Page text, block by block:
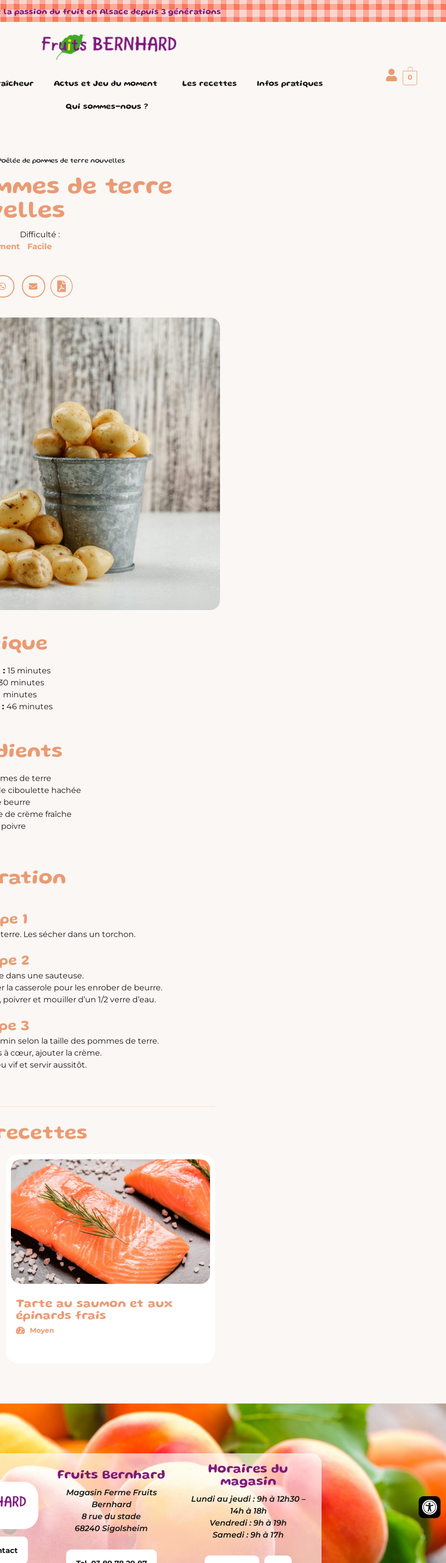
la passion du fruit en Alsace depuis 3 générations
Actus et Jeu du moment Les recettes Infos pratiques
Qui sommes-nous ?
0
de pommes de terre nouvelles
de terre
Difficulté :
Facile
: 15 minutes
minutes
minutes
46 minutes
de terre
ciboulette hachée
beurre
de crème fraîche
1
Les sécher dans un torchon.
2
dans une sauteuse.
casserole pour les enrober de beurre.
et mouiller d’un 1/2 verre d’eau.
3
selon la taille des pommes de terre.
à cœur, ajouter la crème.
vif et servir aussitôt.
Tarte au saumon et aux
épinards frais
Moyen
Fruits Bernhard
Magasin Ferme Fruits
Bernhard
8 rue du stade
68240 Sigolsheim
Horaires du
magasin
Lundi au jeudi : 9h à 12h30 –
14h à 18h
Vendredi : 9h à 19h
Samedi : 9h à 17h